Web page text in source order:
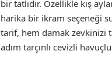
bir tatlıdır. Özellikle kış
harika bir ikram seçeneği
tarif, hem damak zevkinizi
adım tarçınlı cevizli